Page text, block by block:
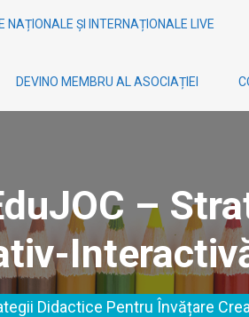
NAȚIONALE ȘI INTERNAȚIONALE LIVE
DEVINO MEMBRU AL ASOCIAȚIEI
–
Didactice Pentru Învățare